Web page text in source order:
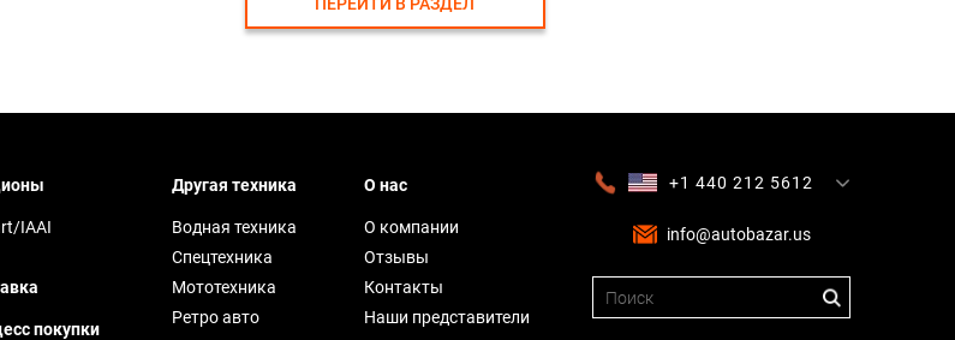
IAAI
покупки
Другая техника
Водная техника
Спецтехника
Мототехника
Ретро авто
О нас
О компании
Отзывы
Контакты
Наши представители
+1 440 212 5612
info@autobazar.us